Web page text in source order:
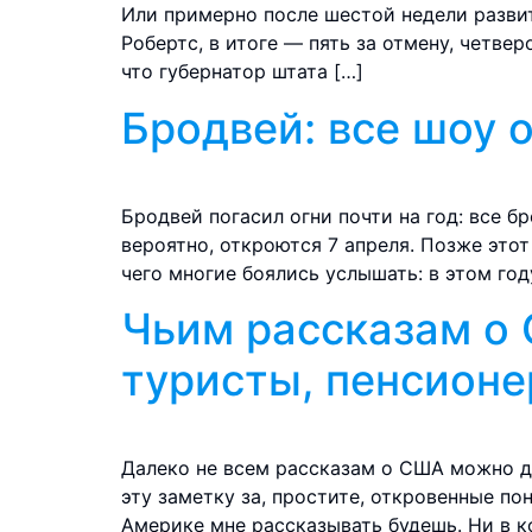
Или примерно после шестой недели
Робертс, в итоге — пять за отмену,
что губернатор штата […]
Бродвей: все шоу
Бродвей погасил огни почти на год: все
вероятно, откроются 7 апреля. Позже
чего многие боялись услышать: в этом
Чьим рассказам о
туристы,
Далеко не всем рассказам о США можно
эту заметку за, простите, откровенные
Америке мне рассказывать будешь. Ни в